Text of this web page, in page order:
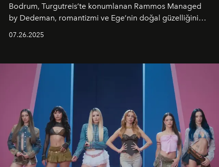
Bodrum, Turgutreis’te konumlanan Rammos Managed
by Dedeman, romantizmi ve Ege’nin doğal güzelliğini
07.26.2025